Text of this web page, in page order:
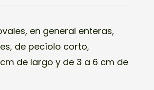
en general enteras,
de pecíolo corto,
de largo y de 3 a 6 cm de